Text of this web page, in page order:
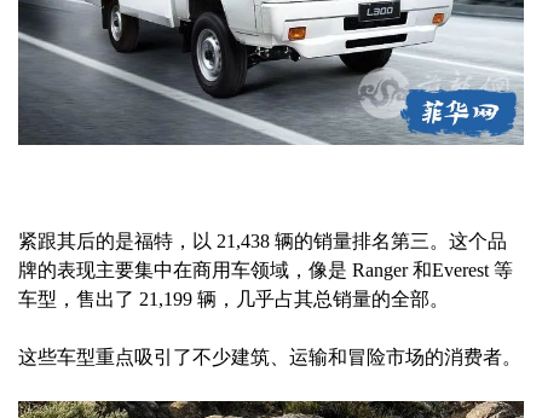
紧跟其后的是福特，以 21,438 辆的销量排名第三。这个品
牌的表现主要集中在商用车领域，像是 Ranger 和Everest 等
车型，售出了 21,199 辆，几乎占其总销量的全部。
这些车型重点吸引了不少建筑、运输和冒险市场的消费者。